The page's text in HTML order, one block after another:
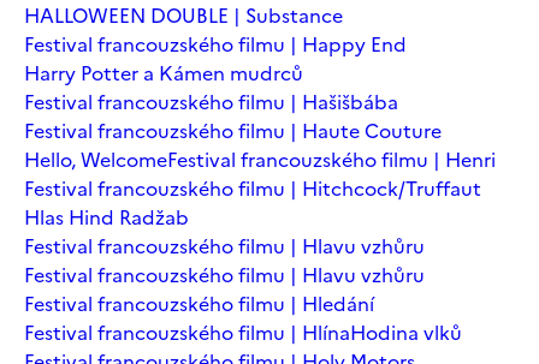
HALLOWEEN DOUBLE | Substance
Festival francouzského filmu | Happy End
Harry Potter a Kámen mudrců
Festival francouzského filmu | Hašišbába
Festival francouzského filmu | Haute Couture
Hello, WelcomeFestival francouzského filmu | Henri
Festival francouzského filmu | Hitchcock/Truffaut
Hlas Hind Radžab
Festival francouzského filmu | Hlavu vzhůru
Festival francouzského filmu | Hlavu vzhůru
Festival francouzského filmu | Hledání
Festival francouzského filmu | HlínaHodina vlků